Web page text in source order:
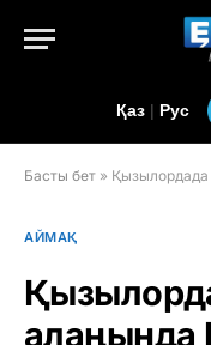
Қаз | Рус
Басты бет » Қызылордада
АЙМАҚ
алаңында